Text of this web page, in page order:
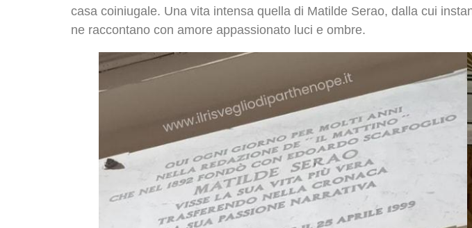
casa coiniugale. Una vita intensa quella di Matilde Serao, dalla cui
ne raccontano con amore appassionato luci e ombre.